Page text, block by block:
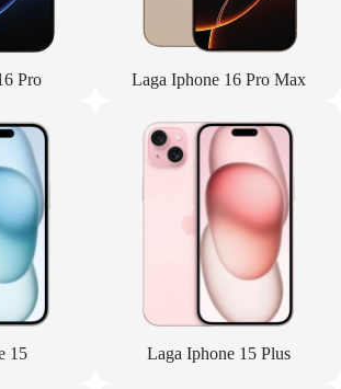
Pro Laga Iphone 16 Pro Max
15 Laga Iphone 15 Plus